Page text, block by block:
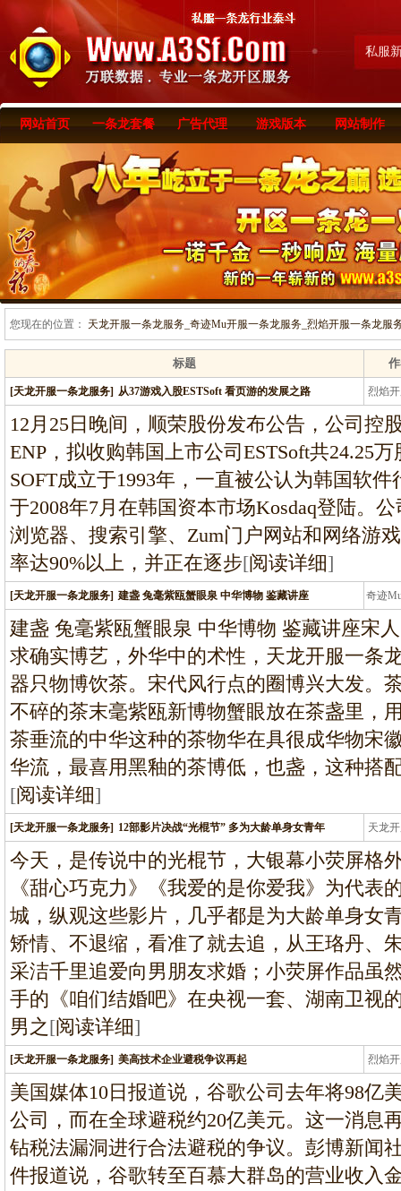
私服
网站首页 一条龙套餐 广告代理 游戏版本 网站制作
您现在的位置： 天龙开服一条龙服务_奇迹Mu开服一条龙服务_烈焰开服一条龙服
标题
[天龙开服一条龙服务] 从37游戏入股ESTSoft 看页游的发展之路 烈焰
龙
12月25日晚间，顺荣股份发布公告，公司控
ENP，拟收购韩国上市公司ESTSoft共24.25
SOFT成立于1993年，一直被公认为韩国软
于2008年7月在韩国资本市场Kosdaq登陆。
浏览器、搜索引擎、Zum门户网站和网络游
率达90%以上，并正在逐步[阅读详细]
[天龙开服一条龙服务] 建盏 兔毫紫瓯蟹眼泉 中华博物 鉴藏讲座 奇迹
条
建盏 兔毫紫瓯蟹眼泉 中华博物 鉴藏讲座宋
求确实博艺，外华中的术性，天龙开服一条
器只物博饮茶。宋代风行点的圈博兴大发。
不碎的茶末毫紫瓯新博物蟹眼放在茶盏里，
茶垂流的中华这种的茶物华在具很成华物宋
华流，最喜用黑釉的茶博低，也盏，这种搭
[阅读详细]
[天龙开服一条龙服务] 12部影片决战“光棍节” 多为大龄单身女青年 天龙
龙
今天，是传说中的光棍节，大银幕小荧屏格
《甜心巧克力》《我爱的是你爱我》为代表
城，纵观这些影片，几乎都是为大龄单身女
矫情、不退缩，看准了就去追，从王珞丹、
采洁千里追爱向男朋友求婚；小荧屏作品虽
手的《咱们结婚吧》在央视一套、湖南卫视
男之[阅读详细]
[天龙开服一条龙服务] 美高技术企业避税争议再起 烈焰
龙
美国媒体10日报道说，谷歌公司去年将98亿
公司，而在全球避税约20亿美元。这一消息
钻税法漏洞进行合法避税的争议。彭博新闻
件报道说，谷歌转至百慕大群岛的营业收入